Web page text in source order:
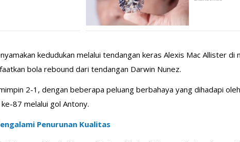
kedudukan melalui tendangan keras Alexis Mac Allister di
bola rebound dari tendangan Darwin Nunez.
2-1, dengan beberapa peluang berbahaya yang dihadapi
87 melalui gol Antony.
Penurunan Kualitas